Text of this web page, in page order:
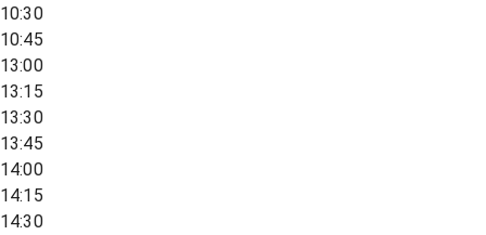
10:30
10:45
13:00
13:15
13:30
13:45
14:00
14:15
14:30